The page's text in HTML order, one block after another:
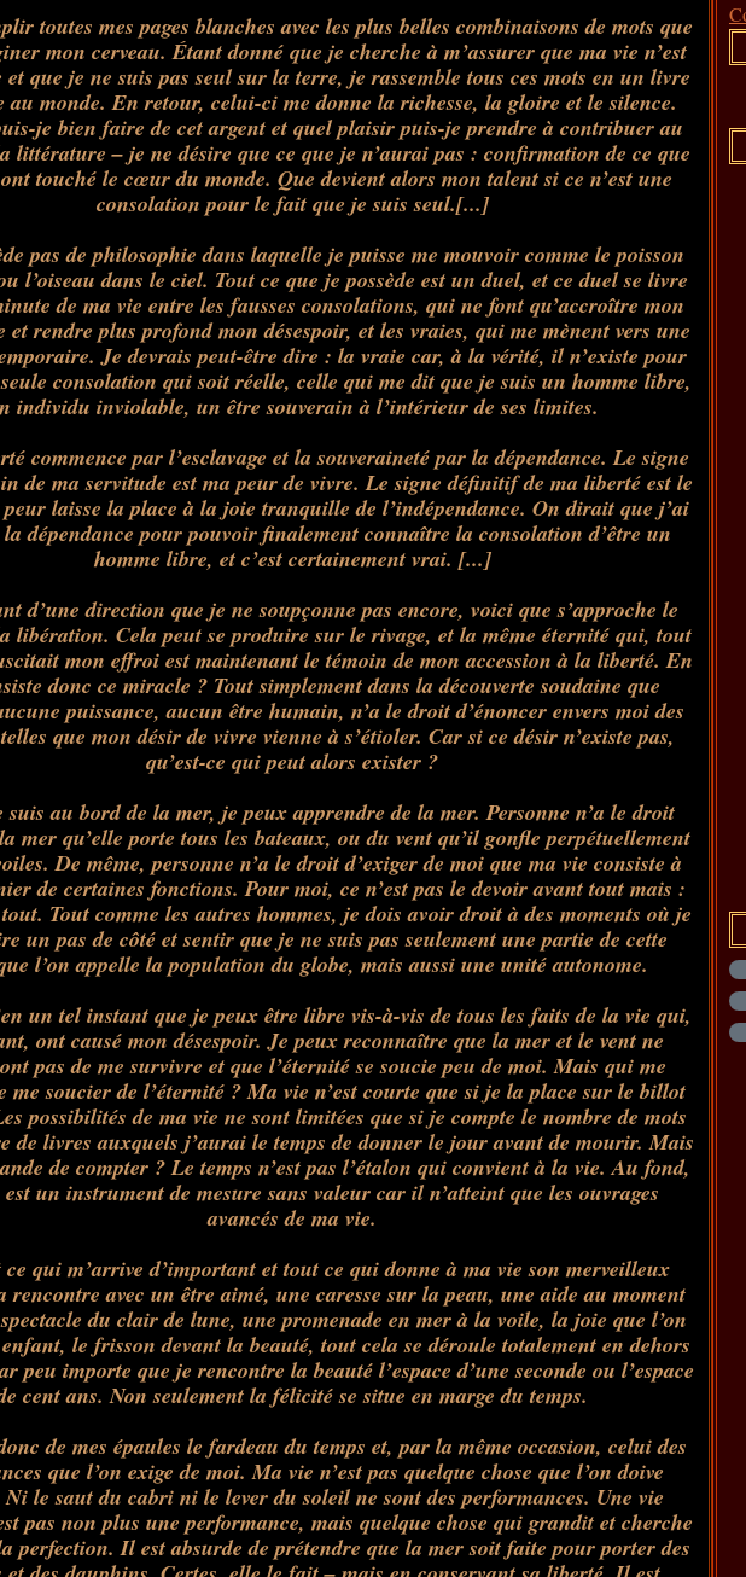
toutes mes pages blanches avec les plus belles combinaisons de mots que
mon cerveau. Étant donné que je cherche à m’assurer que ma vie n’est
et que je ne suis pas seul sur la terre, je rassemble tous ces mots en un livre
au monde. En retour, celui-ci me donne la richesse, la gloire et le silence.
je bien faire de cet argent et quel plaisir puis-je prendre à contribuer au
littérature – je ne désire que ce que je n’aurai pas : confirmation de ce que
touché le cœur du monde. Que devient alors mon talent si ce n’est une
consolation pour le fait que je suis seul.[...]
pas de philosophie dans laquelle je puisse me mouvoir comme le poisson
l’oiseau dans le ciel. Tout ce que je possède est un duel, et ce duel se livre
de ma vie entre les fausses consolations, qui ne font qu’accroître mon
et rendre plus profond mon désespoir, et les vraies, qui me mènent vers une
Je devrais peut-être dire : la vraie car, à la vérité, il n’existe pour
consolation qui soit réelle, celle qui me dit que je suis un homme libre,
individu inviolable, un être souverain à l’intérieur de ses limites.
commence par l’esclavage et la souveraineté par la dépendance. Le signe
de ma servitude est ma peur de vivre. Le signe définitif de ma liberté est le
laisse la place à la joie tranquille de l’indépendance. On dirait que j’ai
la dépendance pour pouvoir finalement connaître la consolation d’être un
homme libre, et c’estcertainement vrai. [...]
d’une direction que je ne soupçonne pas encore, voici que s’approche le
libération. Cela peut se produire sur le rivage, et la même éternité qui, tout
mon effroiest maintenant le témoin de mon accession à la liberté. En
donc ce miracle ? Tout simplement dans la découverte soudaine que
puissance, aucun être humain, n’a le droit d’énoncer envers moi des
que mon désir de vivre vienne à s’étioler. Car si ce désir n’existe pas,
qu’est-ce qui peut alors exister ?
suis au bord de la mer, je peux apprendre de la mer. Personne n’a le droit
mer qu’elle porte tous les bateaux, ou du vent qu’il gonfle perpétuellement
De même, personne n’a le droit d’exiger de moi que ma vie consiste à
de certaines fonctions. Pour moi, ce n’estpas le devoir avant tout mais :
Tout comme les autres hommes, je dois avoir droit à des moments où je
un pas de côté et sentir que je ne suis pas seulement une partie de cette
l’on appelle la population du globe, mais aussi une unité autonome.
un tel instant que je peux être libre vis-à-vis de tous les faits de la vie qui,
ont causé mon désespoir. Je peux reconnaître que la mer et le vent ne
pas de me survivre et que l’éternité se soucie peu de moi. Mais qui me
me soucier de l’éternité ? Ma vie n’estcourte que si je la place sur le billot
possibilités de ma vie ne sont limitées que si je compte le nombre de mots
de livres auxquels j’aurai le temps de donner le jour avant de mourir. Mais
de compter ? Le temps n’estpas l’étalon qui convient à la vie. Au fond,
estun instrument de mesure sans valeur car il n’atteint que les ouvrages
avancés de ma vie.
qui m’arrive d’important et tout ce qui donne à ma vie son merveilleux
rencontre avec un être aimé, une caresse sur la peau, une aide au moment
du clair de lune, une promenade en mer à la voile, la joie que l’on
le frisson devant la beauté, tout cela se déroule totalement en dehors
peu importe que je rencontre la beauté l’espace d’une seconde ou l’espace
cent ans. Non seulement la félicité se situe en marge du temps.
de mes épaules le fardeau du temps et, par la même occasion, celui des
que l’on exige de moi. Ma vie n’estpas quelque chose que l’on doive
Ni le saut du cabri ni le lever du soleil ne sont des performances. Une vie
pas non plus une performance, mais quelque chose qui grandit et cherche
perfection. Il est absurde de prétendre que la mer soit faite pour porter des